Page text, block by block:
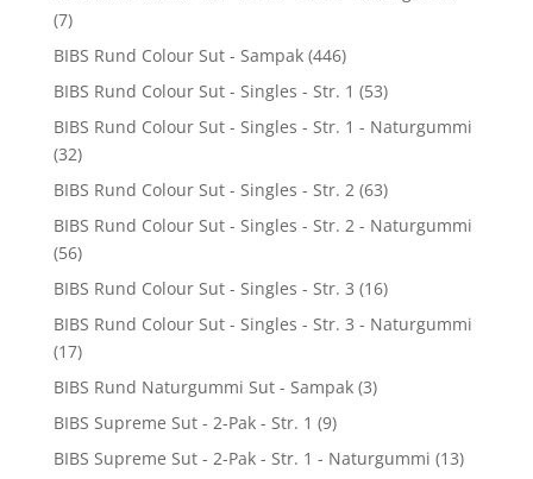
(7)
BIBS Rund Colour Sut - Sampak (446)
BIBS Rund Colour Sut - Singles - Str. 1 (53)
BIBS Rund Colour Sut - Singles - Str. 1 - Naturgummi
(32)
BIBS Rund Colour Sut - Singles - Str. 2 (63)
BIBS Rund Colour Sut - Singles - Str. 2 - Naturgummi
(56)
BIBS Rund Colour Sut - Singles - Str. 3 (16)
BIBS Rund Colour Sut - Singles - Str. 3 - Naturgummi
(17)
BIBS Rund Naturgummi Sut - Sampak (3)
BIBS Supreme Sut - 2-Pak - Str. 1 (9)
BIBS Supreme Sut - 2-Pak - Str. 1 - Naturgummi (13)